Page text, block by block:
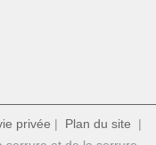
privée | Plan du site |